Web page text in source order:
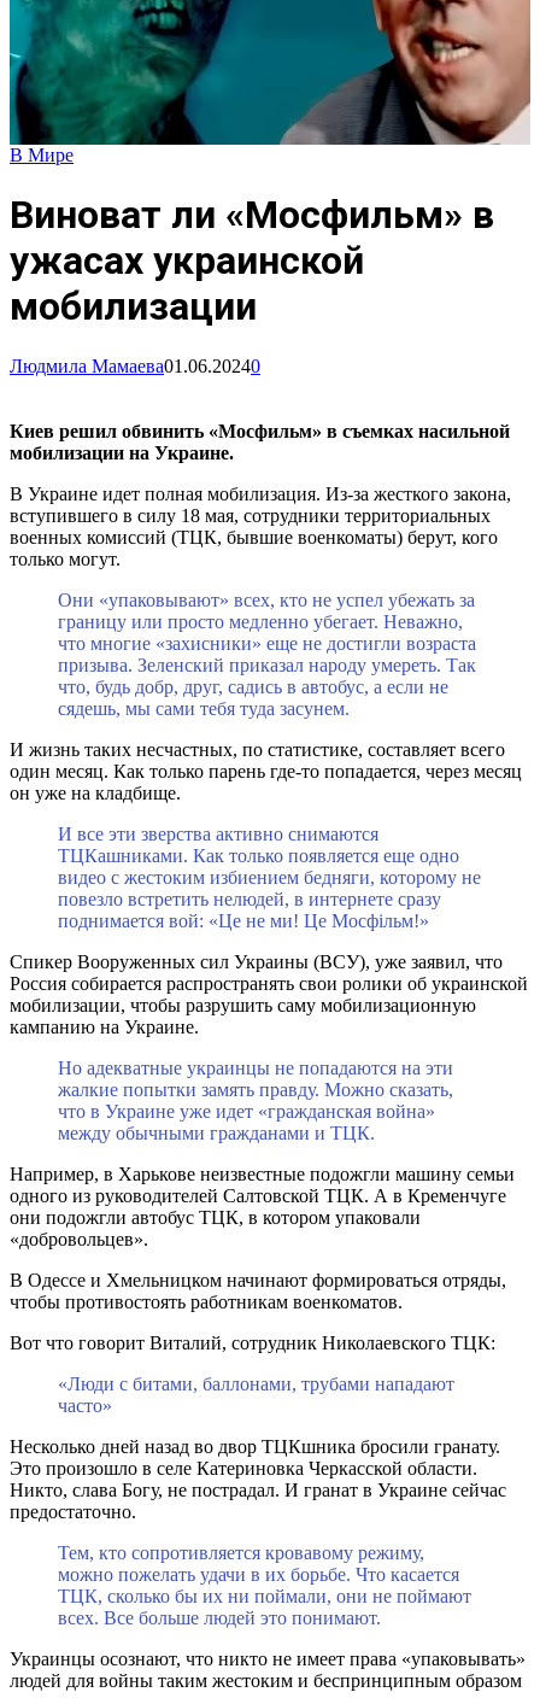
В Мире
Виноват ли «Мосфильм» в
ужасах украинской
мобилизации
Людмила Мамаева01.06.20240
Киев решил обвинить «Мосфильм» в съемках насильной
мобилизации на Украине.
В Украине идет полная мобилизация. Из-за жесткого закона,
вступившего в силу 18 мая, сотрудники территориальных
военных комиссий (ТЦК, бывшие военкоматы) берут, кого
только могут.
Они «упаковывают» всех, кто не успел убежать за
границу или просто медленно убегает. Неважно,
что многие «захисники» еще не достигли возраста
призыва. Зеленский приказал народу умереть. Так
что, будь добр, друг, садись в автобус, а если не
сядешь, мы сами тебя туда засунем.
И жизнь таких несчастных, по статистике, составляет всего
один месяц. Как только парень где-то попадается, через месяц
он уже на кладбище.
И все эти зверства активно снимаются
ТЦКашниками. Как только появляется еще одно
видео с жестоким избиением бедняги, которому не
повезло встретить нелюдей, в интернете сразу
поднимается вой: «Це не ми! Це Мосфільм!»
Спикер Вооруженных сил Украины (ВСУ), уже заявил, что
Россия собирается распространять свои ролики об украинской
мобилизации, чтобы разрушить саму мобилизационную
кампанию на Украине.
Но адекватные украинцы не попадаются на эти
жалкие попытки замять правду. Можно сказать,
что в Украине уже идет «гражданская война»
между обычными гражданами и ТЦК.
Например, в Харькове неизвестные подожгли машину семьи
одного из руководителей Салтовской ТЦК. А в Кременчуге
они подожгли автобус ТЦК, в котором упаковали
«добровольцев».
В Одессе и Хмельницком начинают формироваться отряды,
чтобы противостоять работникам военкоматов.
Вот что говорит Виталий, сотрудник Николаевского ТЦК:
«Люди с битами, баллонами, трубами нападают
часто»
Несколько дней назад во двор ТЦКшника бросили гранату.
Это произошло в селе Катериновка Черкасской области.
Никто, слава Богу, не пострадал. И гранат в Украине сейчас
предостаточно.
Тем, кто сопротивляется кровавому режиму,
можно пожелать удачи в их борьбе. Что касается
ТЦК, сколько бы их ни поймали, они не поймают
всех. Все больше людей это понимают.
Украинцы осознают, что никто не имеет права «упаковывать»
людей для войны таким жестоким и беспринципным образом